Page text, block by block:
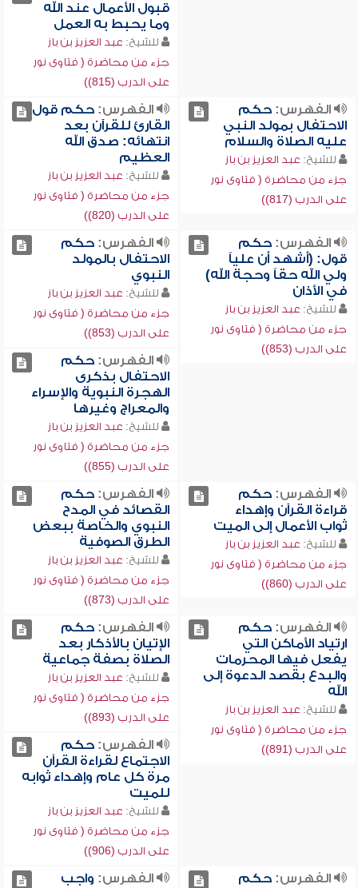
قبول الأعمال عند الله
وما يحبط به العمل
للشيخ: عبد العزيز بن باز
جزء من محاضرة ( فتاوى نور
على الدرب (815))
الفهرس:حكم
الاحتفال بمولد النبي
عليه الصلاة والسلام
للشيخ: عبد العزيز بن باز
جزء من محاضرة ( فتاوى نور
على الدرب (817))
الفهرس:حكم قول
القارئ للقرآن بعد
انتهائه: صدق الله
العظيم
للشيخ: عبد العزيز بن باز
جزء من محاضرة ( فتاوى نور
على الدرب (820))
الفهرس:حكم
قول: (أشهد أن علياً
ولي الله حقاً وحجة الله)
في الأذان
للشيخ: عبد العزيز بن باز
جزء من محاضرة ( فتاوى نور
على الدرب (853))
الفهرس:حكم
الاحتفال بالمولد
النبوي
للشيخ: عبد العزيز بن باز
جزء من محاضرة ( فتاوى نور
على الدرب (853))
الفهرس:حكم
الاحتفال بذكرى
الهجرة النبوية والإسراء
والمعراج وغيرها
للشيخ: عبد العزيز بن باز
جزء من محاضرة ( فتاوى نور
على الدرب (855))
الفهرس:حكم
قراءة القرآن وإهداء
ثواب الأعمال إلى الميت
للشيخ: عبد العزيز بن باز
جزء من محاضرة ( فتاوى نور
على الدرب (860))
الفهرس:حكم
القصائد في المدح
النبوي والخاصة ببعض
الطرق الصوفية
للشيخ: عبد العزيز بن باز
جزء من محاضرة ( فتاوى نور
على الدرب (873))
الفهرس:حكم
ارتياد الأماكن التي
يفعل فيها المحرمات
والبدع بقصد الدعوة إلى
الله
للشيخ: عبد العزيز بن باز
جزء من محاضرة ( فتاوى نور
على الدرب (891))
الفهرس:حكم
الإتيان بالأذكار بعد
الصلاة بصفة جماعية
للشيخ: عبد العزيز بن باز
جزء من محاضرة ( فتاوى نور
على الدرب (893))
الفهرس:حكم
الاجتماع لقراءة القرآن
مرة كل عام وإهداء ثوابه
للميت
للشيخ: عبد العزيز بن باز
جزء من محاضرة ( فتاوى نور
على الدرب (906))
الفهرس:حكم
الفهرس: واجب